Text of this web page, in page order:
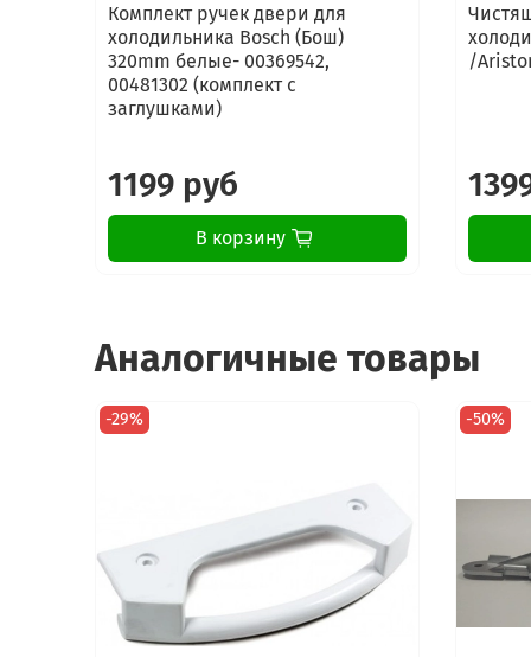
Комплект ручек двери для
холодильника Bosch (Бош)
320mm белые- 00369542,
00481302 (комплект с
заглушками)
1199 руб
В корзину
/
Аналогичные товары
-29% -50%